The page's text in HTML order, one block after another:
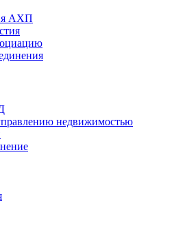
АХП
недвижимостью